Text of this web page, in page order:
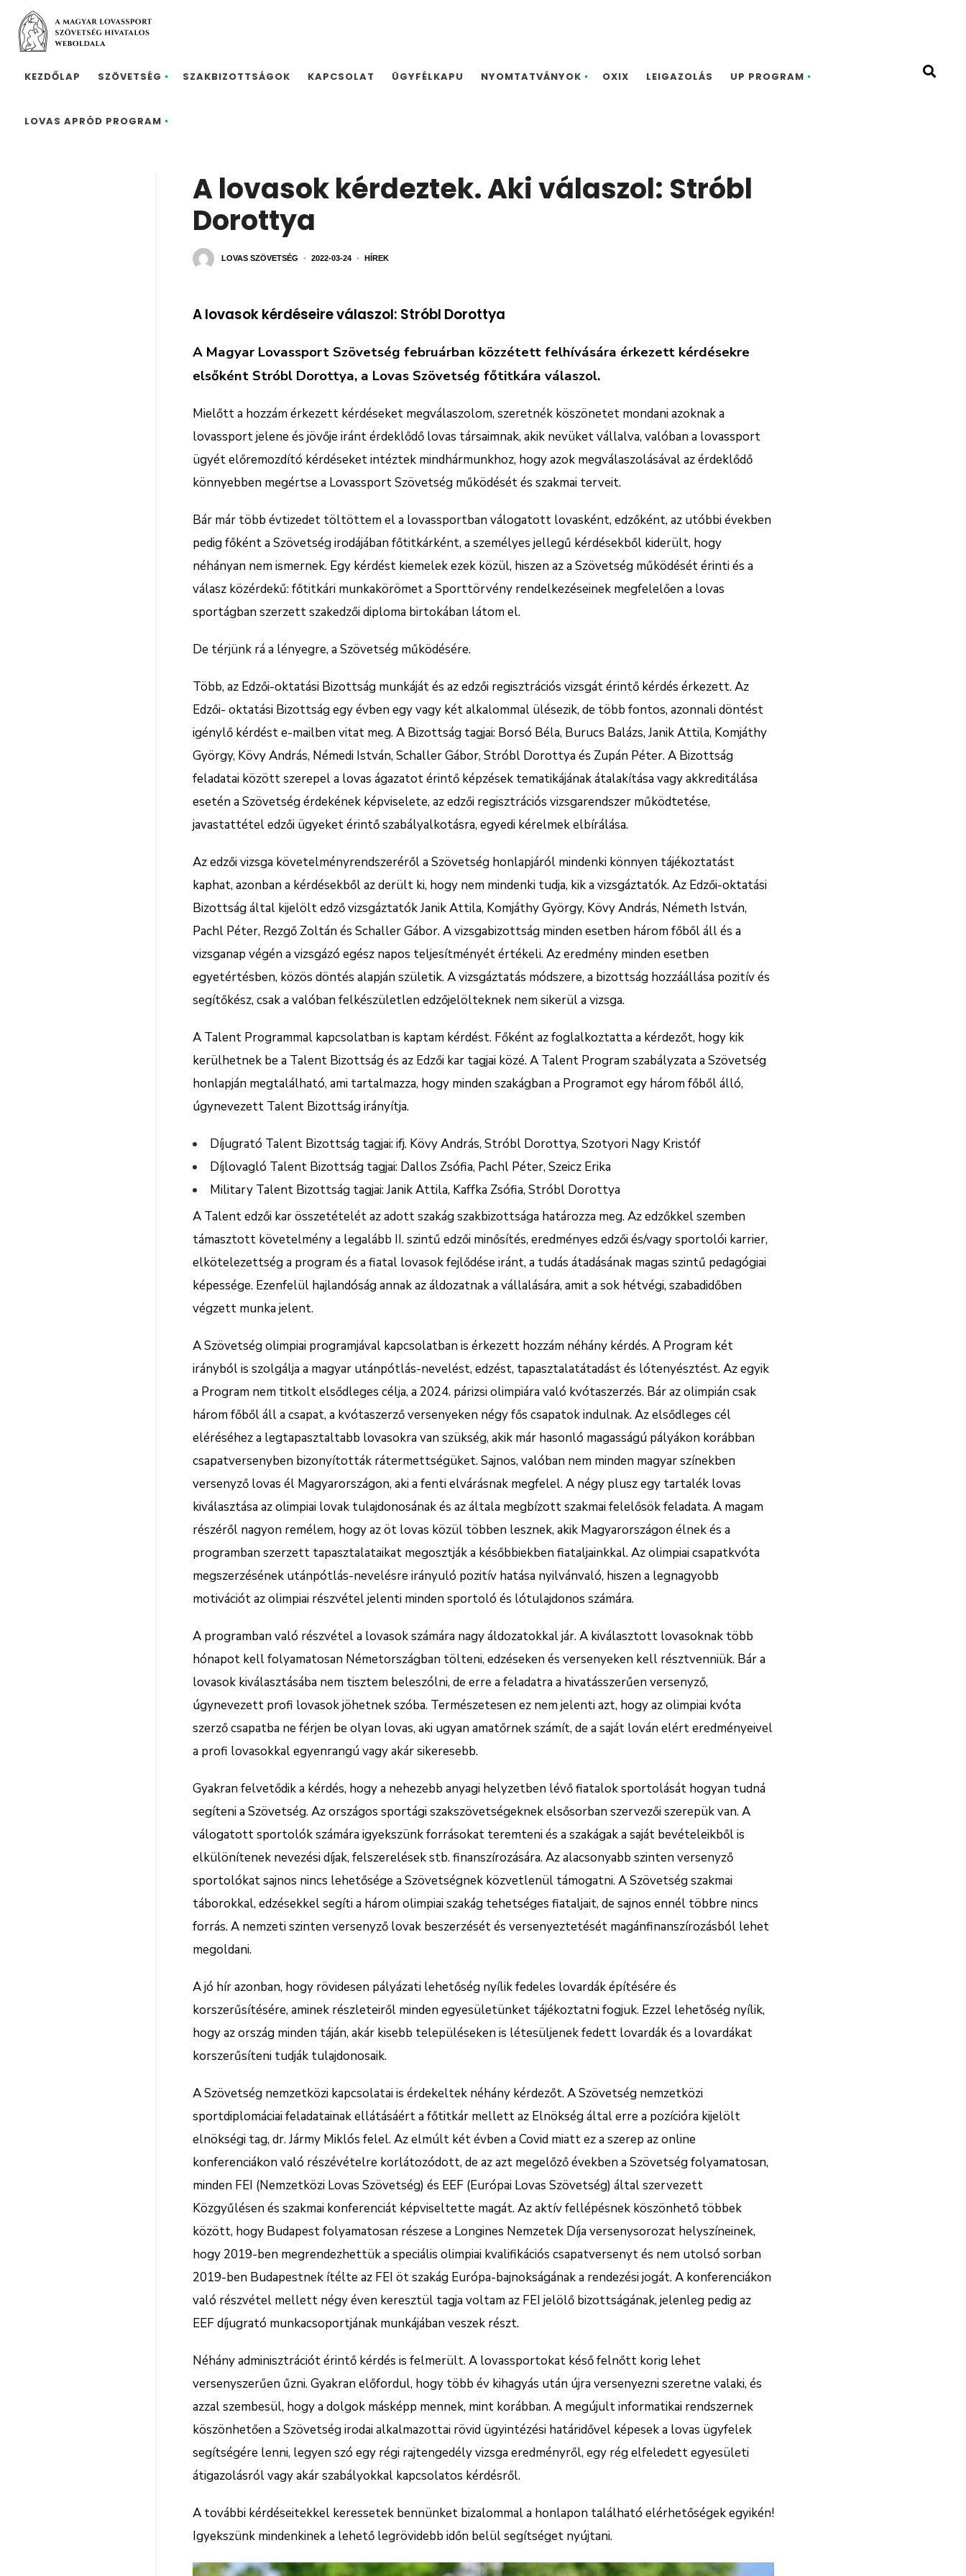
KEZDŐLAP SZÖVETSÉG SZAKBIZOTTSÁGOK KAPCSOLAT ÜGYFÉLKAPU NYOMTATVÁNYOK OXIX LEIGAZOLÁS UP PROGRAM
LOVAS APRÓD PROGRAM
A lovasok kérdeztek. Aki válaszol: Stróbl
Dorottya
LOVAS SZÖVETSÉG • 2022-03-24 • HÍREK
A lovasok kérdéseire válaszol: Stróbl Dorottya
A Magyar Lovassport Szövetség februárban közzétett felhívására érkezett kérdésekre
elsőként Stróbl Dorottya, a Lovas Szövetség főtitkára válaszol.
Mielőtt a hozzám érkezett kérdéseket megválaszolom, szeretnék köszönetet mondani azoknak a
lovassport jelene és jövője iránt érdeklődő lovas társaimnak, akik nevüket vállalva, valóban a lovassport
ügyét előremozdító kérdéseket intéztek mindhármunkhoz, hogy azok megválaszolásával az érdeklődő
könnyebben megértse a Lovassport Szövetség működését és szakmai terveit.
Bár már több évtizedet töltöttem el a lovassportban válogatott lovasként, edzőként, az utóbbi években
pedig főként a Szövetség irodájában főtitkárként, a személyes jellegű kérdésekből kiderült, hogy
néhányan nem ismernek. Egy kérdést kiemelek ezek közül, hiszen az a Szövetség működését érinti és a
válasz közérdekű: főtitkári munkakörömet a Sporttörvény rendelkezéseinek megfelelően a lovas
sportágban szerzett szakedzői diploma birtokában látom el.
De térjünk rá a lényegre, a Szövetség működésére.
Több, az Edzői-oktatási Bizottság munkáját és az edzői regisztrációs vizsgát érintő kérdés érkezett. Az
Edzői- oktatási Bizottság egy évben egy vagy két alkalommal ülésezik, de több fontos, azonnali döntést
igénylő kérdést e-mailben vitat meg. A Bizottság tagjai: Borsó Béla, Burucs Balázs, Janik Attila, Komjáthy
György, Kövy András, Némedi István, Schaller Gábor, Stróbl Dorottya és Zupán Péter. A Bizottság
feladatai között szerepel a lovas ágazatot érintő képzések tematikájának átalakítása vagy akkreditálása
esetén a Szövetség érdekének képviselete, az edzői regisztrációs vizsgarendszer működtetése,
javastattétel edzői ügyeket érintő szabályalkotásra, egyedi kérelmek elbírálása.
Az edzői vizsga követelményrendszeréről a Szövetség honlapjáról mindenki könnyen tájékoztatást
kaphat, azonban a kérdésekből az derült ki, hogy nem mindenki tudja, kik a vizsgáztatók. Az Edzői-oktatási
Bizottság által kijelölt edző vizsgáztatók Janik Attila, Komjáthy György, Kövy András, Németh István,
Pachl Péter, Rezgő Zoltán és Schaller Gábor. A vizsgabizottság minden esetben három főből áll és a
vizsganap végén a vizsgázó egész napos teljesítményét értékeli. Az eredmény minden esetben
egyetértésben, közös döntés alapján születik. A vizsgáztatás módszere, a bizottság hozzáállása pozitív és
segítőkész, csak a valóban felkészületlen edzőjelölteknek nem sikerül a vizsga.
A Talent Programmal kapcsolatban is kaptam kérdést. Főként az foglalkoztatta a kérdezőt, hogy kik
kerülhetnek be a Talent Bizottság és az Edzői kar tagjai közé. A Talent Program szabályzata a Szövetség
honlapján megtalálható, ami tartalmazza, hogy minden szakágban a Programot egy három főből álló,
úgynevezett Talent Bizottság irányítja.
Díjugrató Talent Bizottság tagjai: ifj. Kövy András, Stróbl Dorottya, Szotyori Nagy Kristóf
Díjlovagló Talent Bizottság tagjai: Dallos Zsófia, Pachl Péter, Szeicz Erika
Military Talent Bizottság tagjai: Janik Attila, Kaffka Zsófia, Stróbl Dorottya
A Talent edzői kar összetételét az adott szakág szakbizottsága határozza meg. Az edzőkkel szemben
támasztott követelmény a legalább II. szintű edzői minősítés, eredményes edzői és/vagy sportolói karrier,
elkötelezettség a program és a fiatal lovasok fejlődése iránt, a tudás átadásának magas szintű pedagógiai
képessége. Ezenfelül hajlandóság annak az áldozatnak a vállalására, amit a sok hétvégi, szabadidőben
végzett munka jelent.
A Szövetség olimpiai programjával kapcsolatban is érkezett hozzám néhány kérdés. A Program két
irányból is szolgálja a magyar utánpótlás-nevelést, edzést, tapasztalatátadást és lótenyésztést. Az egyik
a Program nem titkolt elsődleges célja, a 2024. párizsi olimpiára való kvótaszerzés. Bár az olimpián csak
három főből áll a csapat, a kvótaszerző versenyeken négy fős csapatok indulnak. Az elsődleges cél
eléréséhez a legtapasztaltabb lovasokra van szükség, akik már hasonló magasságú pályákon korábban
csapatversenyben bizonyították rátermettségüket. Sajnos, valóban nem minden magyar színekben
versenyző lovas él Magyarországon, aki a fenti elvárásnak megfelel. A négy plusz egy tartalék lovas
kiválasztása az olimpiai lovak tulajdonosának és az általa megbízott szakmai felelősök feladata. A magam
részéről nagyon remélem, hogy az öt lovas közül többen lesznek, akik Magyarországon élnek és a
programban szerzett tapasztalataikat megosztják a későbbiekben fiataljainkkal. Az olimpiai csapatkvóta
megszerzésének utánpótlás-nevelésre irányuló pozitív hatása nyilvánvaló, hiszen a legnagyobb
motivációt az olimpiai részvétel jelenti minden sportoló és lótulajdonos számára.
A programban való részvétel a lovasok számára nagy áldozatokkal jár. A kiválasztott lovasoknak több
hónapot kell folyamatosan Németországban tölteni, edzéseken és versenyeken kell résztvenniük. Bár a
lovasok kiválasztásába nem tisztem beleszólni, de erre a feladatra a hivatásszerűen versenyző,
úgynevezett profi lovasok jöhetnek szóba. Természetesen ez nem jelenti azt, hogy az olimpiai kvóta
szerző csapatba ne férjen be olyan lovas, aki ugyan amatőrnek számít, de a saját lován elért eredményeivel
a profi lovasokkal egyenrangú vagy akár sikeresebb.
Gyakran felvetődik a kérdés, hogy a nehezebb anyagi helyzetben lévő fiatalok sportolását hogyan tudná
segíteni a Szövetség. Az országos sportági szakszövetségeknek elsősorban szervezői szerepük van. A
válogatott sportolók számára igyekszünk forrásokat teremteni és a szakágak a saját bevételeikből is
elkülönítenek nevezési díjak, felszerelések stb. finanszírozására. Az alacsonyabb szinten versenyző
sportolókat sajnos nincs lehetősége a Szövetségnek közvetlenül támogatni. A Szövetség szakmai
táborokkal, edzésekkel segíti a három olimpiai szakág tehetséges fiataljait, de sajnos ennél többre nincs
forrás. A nemzeti szinten versenyző lovak beszerzését és versenyeztetését magánfinanszírozásból lehet
megoldani.
A jó hír azonban, hogy rövidesen pályázati lehetőség nyílik fedeles lovardák építésére és
korszerűsítésére, aminek részleteiről minden egyesületünket tájékoztatni fogjuk. Ezzel lehetőség nyílik,
hogy az ország minden táján, akár kisebb településeken is létesüljenek fedett lovardák és a lovardákat
korszerűsíteni tudják tulajdonosaik.
A Szövetség nemzetközi kapcsolatai is érdekeltek néhány kérdezőt. A Szövetség nemzetközi
sportdiplomáciai feladatainak ellátásáért a főtitkár mellett az Elnökség által erre a pozícióra kijelölt
elnökségi tag, dr. Jármy Miklós felel. Az elmúlt két évben a Covid miatt ez a szerep az online
konferenciákon való részévételre korlátozódott, de az azt megelőző években a Szövetség folyamatosan,
minden FEI (Nemzetközi Lovas Szövetség) és EEF (Európai Lovas Szövetség) által szervezett
Közgyűlésen és szakmai konferenciát képviseltette magát. Az aktív fellépésnek köszönhető többek
között, hogy Budapest folyamatosan részese a Longines Nemzetek Díja versenysorozat helyszíneinek,
hogy 2019-ben megrendezhettük a speciális olimpiai kvalifikációs csapatversenyt és nem utolsó sorban
2019-ben Budapestnek ítélte az FEI öt szakág Európa-bajnokságának a rendezési jogát. A konferenciákon
való részvétel mellett négy éven keresztül tagja voltam az FEI jelölő bizottságának, jelenleg pedig az
EEF díjugrató munkacsoportjának munkájában veszek részt.
Néhány adminisztrációt érintő kérdés is felmerült. A lovassportokat késő felnőtt korig lehet
versenyszerűen űzni. Gyakran előfordul, hogy több év kihagyás után újra versenyezni szeretne valaki, és
azzal szembesül, hogy a dolgok másképp mennek, mint korábban. A megújult informatikai rendszernek
köszönhetően a Szövetség irodai alkalmazottai rövid ügyintézési határidővel képesek a lovas ügyfelek
segítségére lenni, legyen szó egy régi rajtengedély vizsga eredményről, egy rég elfeledett egyesületi
átigazolásról vagy akár szabályokkal kapcsolatos kérdésről.
A további kérdéseitekkel keressetek bennünket bizalommal a honlapon található elérhetőségek egyikén!
Igyekszünk mindenkinek a lehető legrövidebb időn belül segítséget nyújtani.